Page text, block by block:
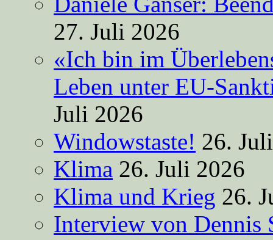
27. Juli 2026
«Ich bin im
Leben unter EU-
Juli 2026
Windowstaste! 26.
Klima 26. Juli 2026
Klima und Krieg 26.
Interview von Dennis